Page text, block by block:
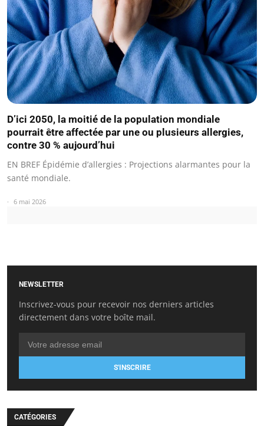
D’ici 2050, la moitié de la population mondiale
pourrait être affectée par une ou plusieurs allergies,
contre 30 % aujourd’hui
EN BREF Épidémie d’allergies : Projections alarmantes pour la
santé mondiale.
6 mai 2026
NEWSLETTER
Inscrivez-vous pour recevoir nos derniers articles
directement dans votre boîte mail.
S'INSCRIRE
CATÉGORIES